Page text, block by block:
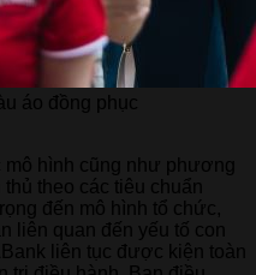
áo đồng phục
hình cũng như phương
theo các tiêu chuẩn
đến mô hình tổ chức,
liên quan đến yếu tố con
liên tục được kiện toàn